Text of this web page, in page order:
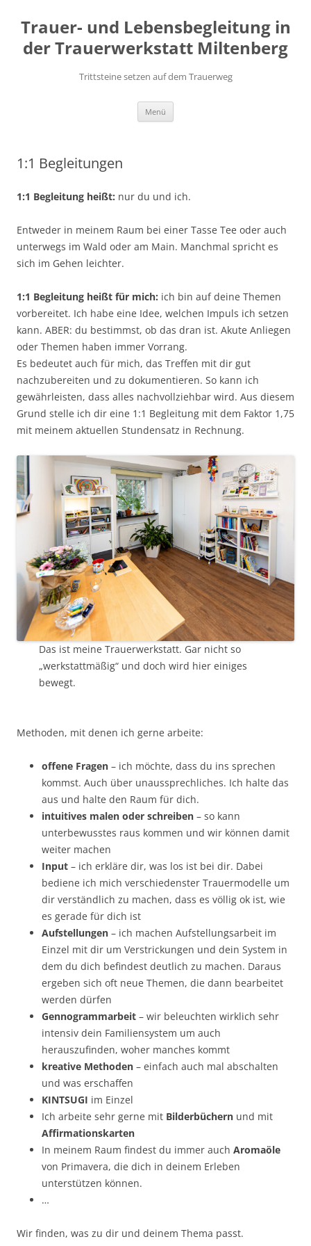
springen
Trauer- und Lebensbegleitung in
der Trauerwerkstatt Miltenberg
Trittsteine setzen auf dem Trauerweg
Menü
1:1 Begleitungen
1:1 Begleitung heißt: nur du und ich.
Entweder in meinem Raum bei einer Tasse Tee oder auch
unterwegs im Wald oder am Main. Manchmal spricht es
sich im Gehen leichter.
1:1 Begleitung heißt für mich: ich bin auf deine Themen
vorbereitet. Ich habe eine Idee, welchen Impuls ich setzen
kann. ABER: du bestimmst, ob das dran ist. Akute Anliegen
oder Themen haben immer Vorrang.
Es bedeutet auch für mich, das Treffen mit dir gut
nachzubereiten und zu dokumentieren. So kann ich
gewährleisten, dass alles nachvollziehbar wird. Aus diesem
Grund stelle ich dir eine 1:1 Begleitung mit dem Faktor 1,75
mit meinem aktuellen Stundensatz in Rechnung.
Das ist meine Trauerwerkstatt. Gar nicht so
„werkstattmäßig“ und doch wird hier einiges
bewegt.
Methoden, mit denen ich gerne arbeite:
offene Fragen – ich möchte, dass du ins sprechen
kommst. Auch über unaussprechliches. Ich halte das
aus und halte den Raum für dich.
intuitives malen oder schreiben – so kann
unterbewusstes raus kommen und wir können damit
weiter machen
Input – ich erkläre dir, was los ist bei dir. Dabei
bediene ich mich verschiedenster Trauermodelle um
dir verständlich zu machen, dass es völlig ok ist, wie
es gerade für dich ist
Aufstellungen – ich machen Aufstellungsarbeit im
Einzel mit dir um Verstrickungen und dein System in
dem du dich befindest deutlich zu machen. Daraus
ergeben sich oft neue Themen, die dann bearbeitet
werden dürfen
Gennogrammarbeit – wir beleuchten wirklich sehr
intensiv dein Familiensystem um auch
herauszufinden, woher manches kommt
kreative Methoden – einfach auch mal abschalten
und was erschaffen
KINTSUGI im Einzel
Ich arbeite sehr gerne mit Bilderbüchern und mit
Affirmationskarten
In meinem Raum findest du immer auch Aromaöle
von Primavera, die dich in deinem Erleben
unterstützen können.
…
Wir finden, was zu dir und deinem Thema passt.